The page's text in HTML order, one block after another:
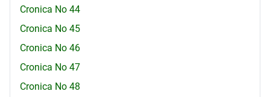
Cronica No 44
Cronica No 45
Cronica No 46
Cronica No 47
Cronica No 48